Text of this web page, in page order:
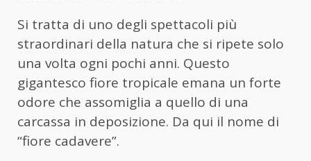
Si tratta di uno degli spettacoli più
straordinari della natura che si ripete solo
una volta ogni pochi anni. Questo
gigantesco fiore tropicale emana un forte
odore che assomiglia a quello di una
carcassa in deposizione. Da qui il nome di
“fiore cadavere”.